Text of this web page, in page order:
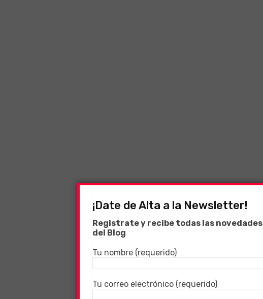
¡Date de Alta a la Newsletter!
Registrate y recibe todas las novedades
del Blog
Tu nombre (requerido)
Tu correo electrónico (requerido)